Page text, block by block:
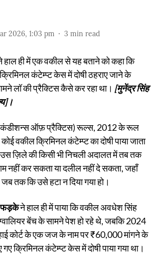
2026, 1:03 pm 3 min read
हाल ही में एक वकील से यह बताने को कहा कि
कंटेम्प्ट केस में दोषी ठहराए जाने के
लॉ की प्रैक्टिस कैसे कर रहा था। [मुनेंद्र सिंह
(कंडीशन्स ऑफ़ प्रैक्टिस) रूल्स, 2012 के रूल
वकील क्रिमिनल कंटेम्प्ट का दोषी पाया जाता
उस ज़िले की किसी भी निचली अदालत में तब तक
नहीं कर सकता या दलील नहीं दे सकता, जहाँ
जब तक कि उसे हटा न दिया गया हो।
फड़केने हाल ही में पाया कि वकील अवधेश सिंह
ग्वालियर बेंच के सामने पेश हो रहे थे, जबकि 2024
कोर्ट के एक जज के नाम पर ₹60,000 मांगने के
क्रिमिनल कंटेम्प्ट केस में दोषी पाया गया था।